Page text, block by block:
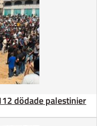
dödade palestinier